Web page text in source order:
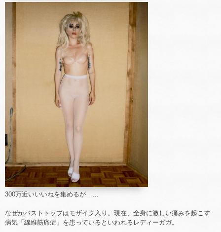
300万近いいいねを集めるが……
なぜかバストトップはモザイク入り。現在、全身に激しい痛みを起こす
病気「線維筋痛症」を患っているといわれるレディーガガ。